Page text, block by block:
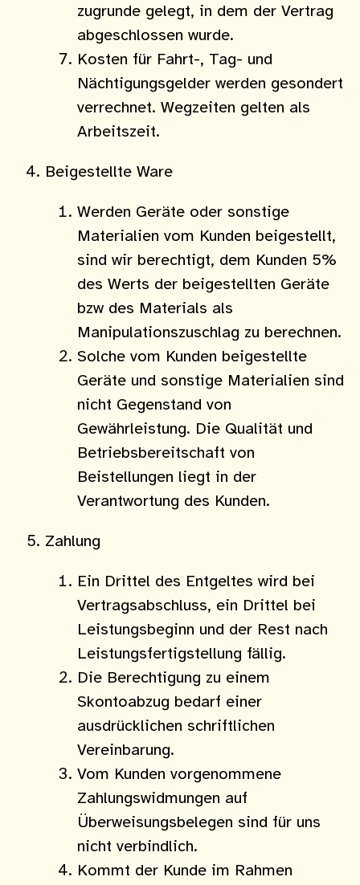
zugrunde gelegt, in dem der Vertrag
abgeschlossen wurde.
Kosten für Fahrt-, Tag- und
Nächtigungsgelder werden gesondert
verrechnet. Wegzeiten gelten als
Arbeitszeit.
Beigestellte Ware
Werden Geräte oder sonstige
Materialien vom Kunden beigestellt,
sind wir berechtigt, dem Kunden 5%
des Werts der beigestellten Geräte
bzw des Materials als
Manipulationszuschlag zu berechnen.
Solche vom Kunden beigestellte
Geräte und sonstige Materialien sind
nicht Gegenstand von
Gewährleistung. Die Qualität und
Betriebsbereitschaft von
Beistellungen liegt in der
Verantwortung des Kunden.
Zahlung
Ein Drittel des Entgeltes wird bei
Vertragsabschluss, ein Drittel bei
Leistungsbeginn und der Rest nach
Leistungsfertigstellung fällig.
Die Berechtigung zu einem
Skontoabzug bedarf einer
ausdrücklichen schriftlichen
Vereinbarung.
Vom Kunden vorgenommene
Zahlungswidmungen auf
Überweisungsbelegen sind für uns
nicht verbindlich.
Kommt der Kunde im Rahmen